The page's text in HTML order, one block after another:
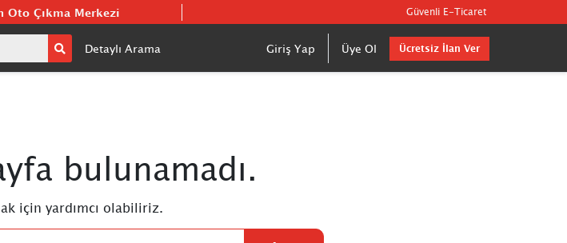
Oto Çıkma Merkezi Güvenli E-Ticaret
Detaylı Arama Giriş Yap Üye Ol Ücretsiz İlan Ver
bulunamadı.
için yardımcı olabiliriz.